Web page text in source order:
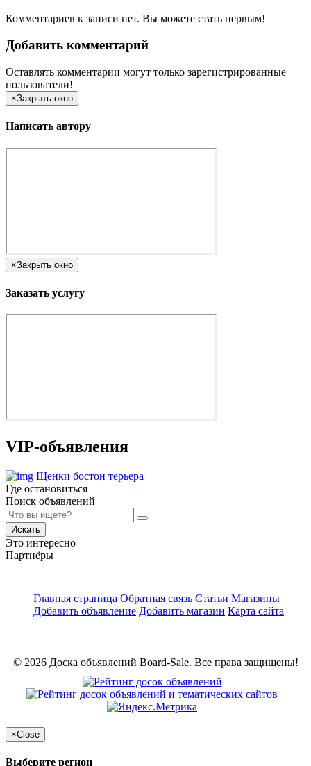
Комментариев к записи нет. Вы можете стать первым!
Добавить комментарий
Оставлять комментарии могут только зарегистрированные
пользователи!
×Закрыть окно
Написать автору
×Закрыть окно
Заказать услугу
VIP-объявления
Щенки бостон терьера
Где остановиться
Поиск объявлений
Искать
Это интересно
Партнёры
Главная страница Обратная связь Статьи Магазины
Добавить объявление Добавить магазин Карта сайта
© 2026 Доска объявлений Board-Sale. Все права защищены!
×Close
Выберите регион